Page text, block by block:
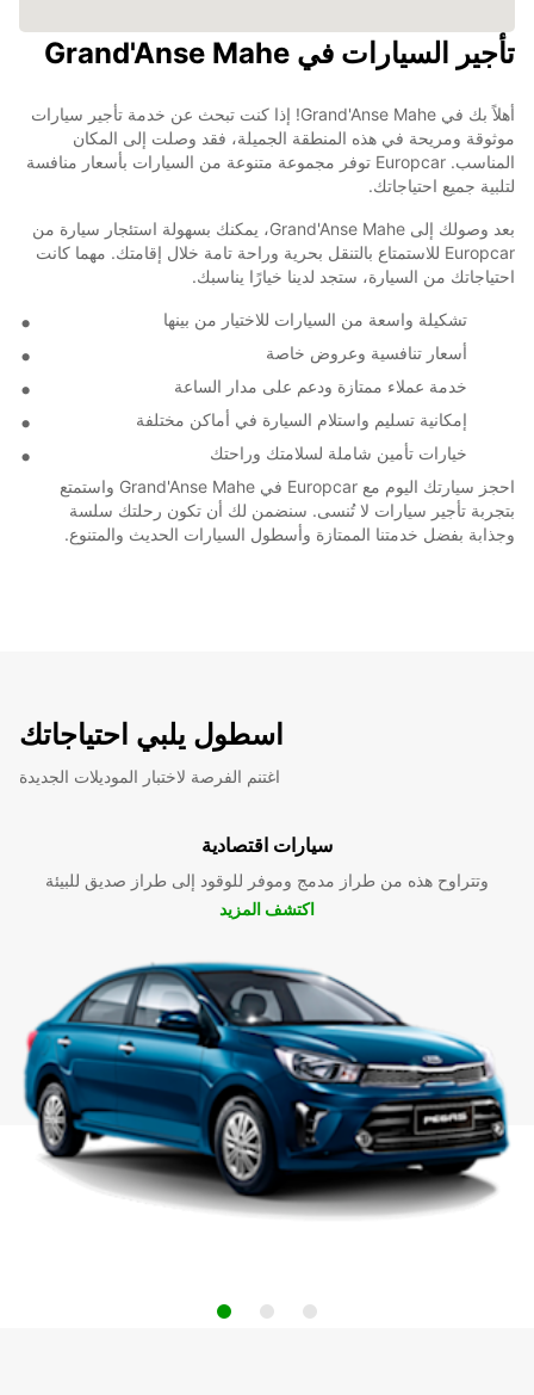
تأجير السيارات في Grand'Anse Mahe
أهلاً بك في Grand'Anse Mahe! إذا كنت تبحث عن خدمة تأجير سيارات
موثوقة ومريحة في هذه المنطقة الجميلة، فقد وصلت إلى المكان
المناسب. Europcar توفر مجموعة متنوعة من السيارات بأسعار منافسة
لتلبية جميع احتياجاتك.
بعد وصولك إلى Grand'Anse Mahe، يمكنك بسهولة استئجار سيارة من
Europcar للاستمتاع بالتنقل بحرية وراحة تامة خلال إقامتك. مهما كانت
احتياجاتك من السيارة، ستجد لدينا خيارًا يناسبك.
تشكيلة واسعة من السيارات للاختيار من بينها
أسعار تنافسية وعروض خاصة
خدمة عملاء ممتازة ودعم على مدار الساعة
إمكانية تسليم واستلام السيارة في أماكن مختلفة
خيارات تأمين شاملة لسلامتك وراحتك
احجز سيارتك اليوم مع Europcar في Grand'Anse Mahe واستمتع
بتجربة تأجير سيارات لا تُنسى. سنضمن لك أن تكون رحلتك سلسة
وجذابة بفضل خدمتنا الممتازة وأسطول السيارات الحديث والمتنوع.
اسطول يلبي احتياجاتك
اغتنم الفرصة لاختبار الموديلات الجديدة
سيارات اقتصادية
وتتراوح هذه من طراز مدمج وموفر للوقود إلى طراز صديق للبيئة
اكتشف المزيد